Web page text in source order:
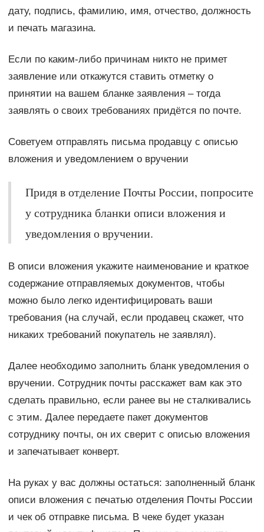
дату, подпись, фамилию, имя, отчество, должность
и печать магазина.
Если по каким-либо причинам никто не примет
заявление или откажутся ставить отметку о
принятии на вашем бланке заявления – тогда
заявлять о своих требованиях придётся по почте.
Советуем отправлять письма продавцу с описью
вложения и уведомлением о вручении
Придя в отделение Почты России, попросите
у сотрудника бланки описи вложения и
уведомления о вручении.
В описи вложения укажите наименование и краткое
содержание отправляемых документов, чтобы
можно было легко идентифицировать ваши
требования (на случай, если продавец скажет, что
никаких требований покупатель не заявлял).
Далее необходимо заполнить бланк уведомления о
вручении. Сотрудник почты расскажет вам как это
сделать правильно, если ранее вы не сталкивались
с этим. Далее передаете пакет документов
сотруднику почты, он их сверит с описью вложения
и запечатывает конверт.
На руках у вас должны остаться: заполненный бланк
описи вложения с печатью отделения Почты России
и чек об отправке письма. В чеке будет указан